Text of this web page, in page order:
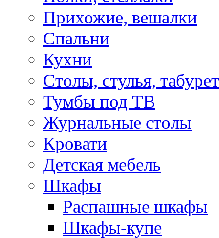
Прихожие, вешалки
Спальни
Кухни
Столы, стулья,
Тумбы под ТВ
Журнальные столы
Кровати
Детская мебель
Шкафы
Распашные шкафы
Шкафы-купе